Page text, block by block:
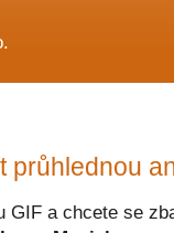
průhlednou
GIF a chcete se